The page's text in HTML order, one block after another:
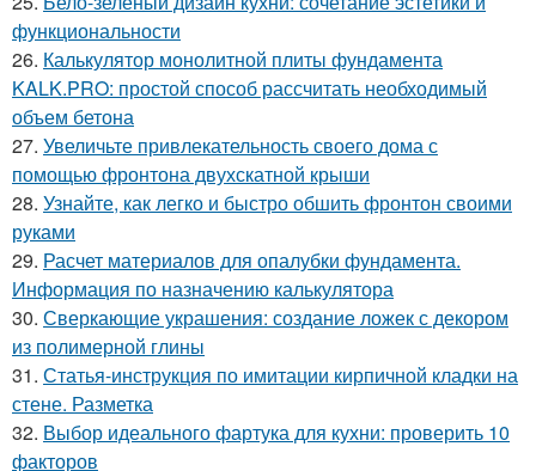
функциональности
26. Калькулятор монолитной плиты фундамента
KALK.PRO: простой способ рассчитать необходимый
объем бетона
27. Увеличьте привлекательность своего дома с
помощью фронтона двухскатной крыши
28. Узнайте, как легко и быстро обшить фронтон своими
руками
29. Расчет материалов для опалубки фундамента.
Информация по назначению калькулятора
30. Сверкающие украшения: создание ложек с декором
из полимерной глины
31. Статья-инструкция по имитации кирпичной кладки на
стене. Разметка
32. Выбор идеального фартука для кухни: проверить 10
факторов